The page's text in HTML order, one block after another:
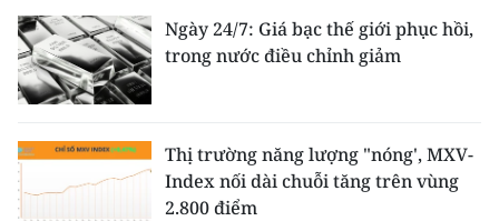
Ngày 24/7: Giá bạc thế giới phục hồi,
trong nước điều chỉnh giảm
Thị trường năng lượng "nóng', MXV-
Index nối dài chuỗi tăng trên vùng
2.800 điểm